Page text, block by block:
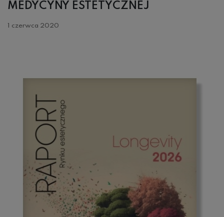
MEDYCYNY ESTETYCZNEJ
1 czerwca 2020